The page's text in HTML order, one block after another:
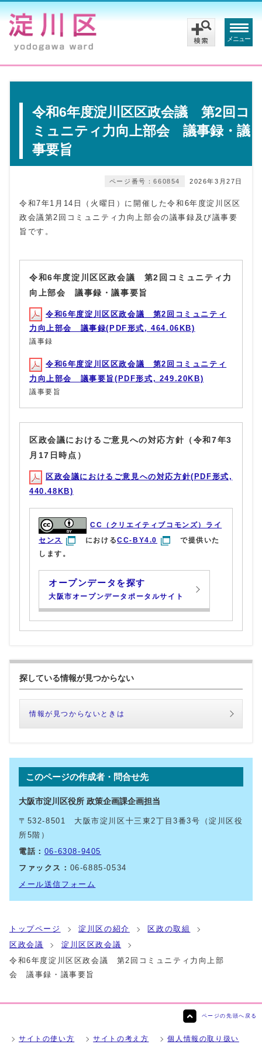
メニュー
令和6年度淀川区区政会議 第2回コ
ミュニティ力向上部会 議事録・議
事要旨
2026年3月27日
ページ番号：660854
令和7年1月14日（火曜日）に開催した令和6年度淀川区区
政会議第2回コミュニティ力向上部会の議事録及び議事要
旨です。
令和6年度淀川区区政会議 第2回コミュニティ力
向上部会 議事録・議事要旨
令和6年度淀川区区政会議 第2回コミュニティ
力向上部会 議事録(PDF形式, 464.06KB)
議事録
令和6年度淀川区区政会議 第2回コミュニティ
力向上部会 議事要旨(PDF形式, 249.20KB)
議事要旨
区政会議におけるご意見への対応方針（令和7年3
月17日時点）
区政会議におけるご意見への対応方針(PDF形式,
440.48KB)
CC（クリエイティブコモンズ）ライ
センス
におけるCC-BY4.0
で提供いた
します。
オープンデータを探す
大阪市オープンデータポータルサイト
探している情報が見つからない
情報が見つからないときは
このページの作成者・問合せ先
大阪市淀川区役所 政策企画課企画担当
〒532-8501 大阪市淀川区十三東2丁目3番3号（淀川区役
所5階）
電話： 06-6308-9405
ファックス： 06-6885-0534
メール送信フォーム
トップページ 淀川区の紹介
区政の取組
区政会議
淀川区区政会議
令和6年度淀川区区政会議 第2回コミュニティ力向上部
会 議事録・議事要旨
ページの先頭へ戻る
サイトの使い方 サイトの考え方 個人情報の取り扱い